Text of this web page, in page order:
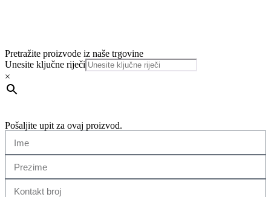
Pretražite proizvode iz naše trgovine
Unesite ključne riječi
×
Pošaljite upit za ovaj proizvod.